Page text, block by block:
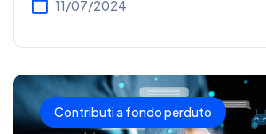
11/07/2024
Contributi a fondo perduto